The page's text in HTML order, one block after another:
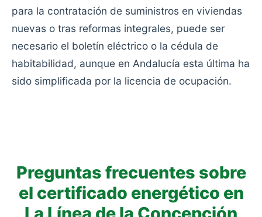
para la contratación de suministros en viviendas
nuevas o tras reformas integrales, puede ser
necesario el boletín eléctrico o la cédula de
habitabilidad, aunque en Andalucía esta última ha
sido simplificada por la licencia de ocupación.
Preguntas frecuentes sobre
el certificado energético en